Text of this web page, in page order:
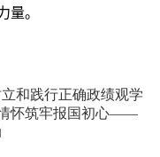
量。
和践行正确政绩观学
怀筑牢报国初心——